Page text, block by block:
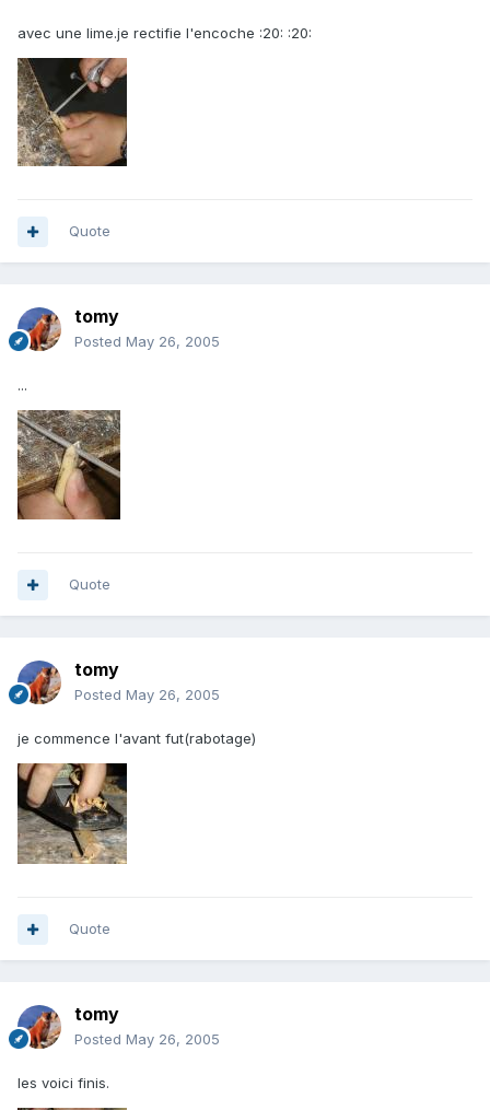
avec une lime.je rectifie l'encoche :20: :20:
Quote
tomy
Posted May 26, 2005
...
Quote
tomy
Posted May 26, 2005
je commence l'avant fut(rabotage)
Quote
tomy
Posted May 26, 2005
les voici finis.